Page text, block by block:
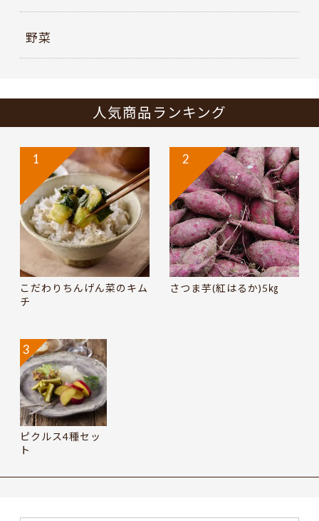
野菜
人気商品ランキング
こだわりちんげん菜のキム
チ
1
さつま芋(紅はるか)5㎏
2
ピクルス4種セッ
ト
3